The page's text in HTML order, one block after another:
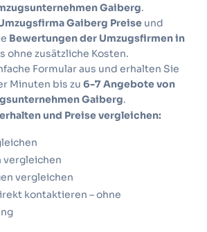
Gaiberg.
Gaiberg Preise und
Bewertungen der Umzugsfirmen in
ohne zusätzliche Kosten.
Formular aus und erhalten Sie
Minuten bis zu6-7 Angebote von
Gaiberg.
und Preise vergleichen:
vergleichen
vergleichen
kontaktieren – ohne